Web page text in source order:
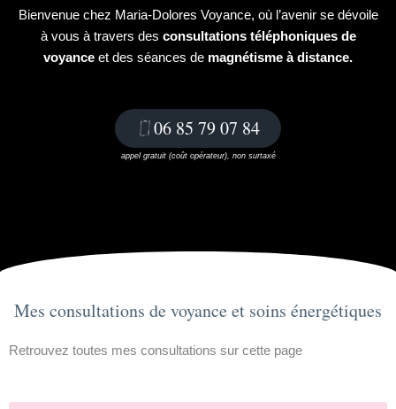
Bienvenue chez Maria-Dolores Voyance, où l’avenir se dévoile
à vous à travers des consultations téléphoniques de
voyance et des séances de magnétisme à distance.
06 85 79 07 84
appel gratuit (coût opérateur), non surtaxé
Mes consultations de voyance et soins énergétiques
Retrouvez toutes mes consultations sur cette page